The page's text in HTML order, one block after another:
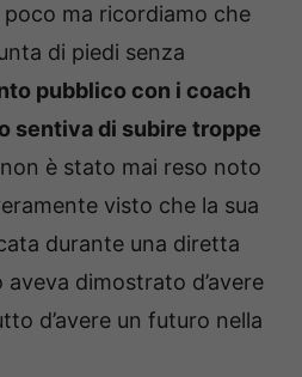
poco ma ricordiamo che
di piedi senza
pubblico con i coach
sentiva di subire troppe
è stato mai reso noto
visto che la sua
durante una diretta
dimostrato d’avere
d’avere un futuro nella